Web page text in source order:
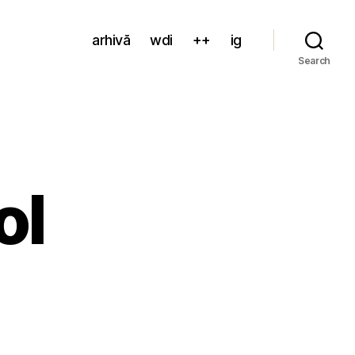
arhivă wdi ++ ig
Search